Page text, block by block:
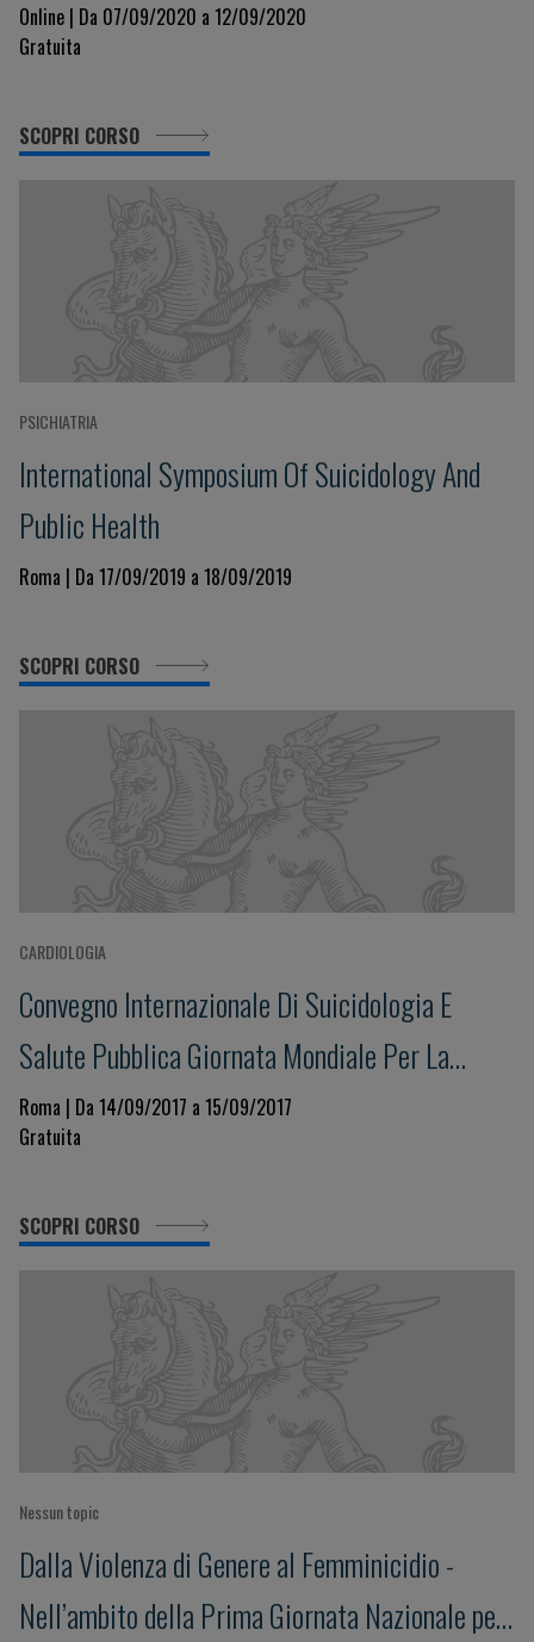
Online | Da 07/09/2020 a 12/09/2020
Gratuita
SCOPRI CORSO
PSICHIATRIA
International Symposium Of Suicidology And
Public Health
Roma | Da 17/09/2019 a 18/09/2019
SCOPRI CORSO
CARDIOLOGIA
Convegno Internazionale Di Suicidologia E
Salute Pubblica Giornata Mondiale Per La
Prevenzione Del Suicidio XV Edizione
Roma | Da 14/09/2017 a 15/09/2017
Gratuita
SCOPRI CORSO
Nessun topic
Dalla Violenza di Genere al Femminicidio -
Nell’ambito della Prima Giornata Nazionale per